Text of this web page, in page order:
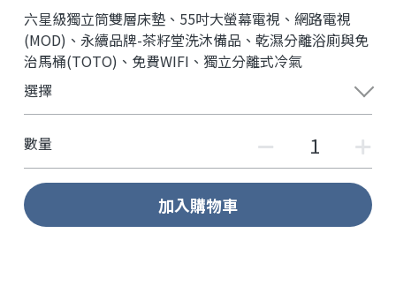
六星級獨立筒雙層床墊、55吋大螢幕電視、網路電視
(MOD)、永續品牌-茶籽堂洗沐備品、乾濕分離浴廁與免
治馬桶(TOTO)、免費WIFI、獨立分離式冷氣
選擇
數量
加入購物車